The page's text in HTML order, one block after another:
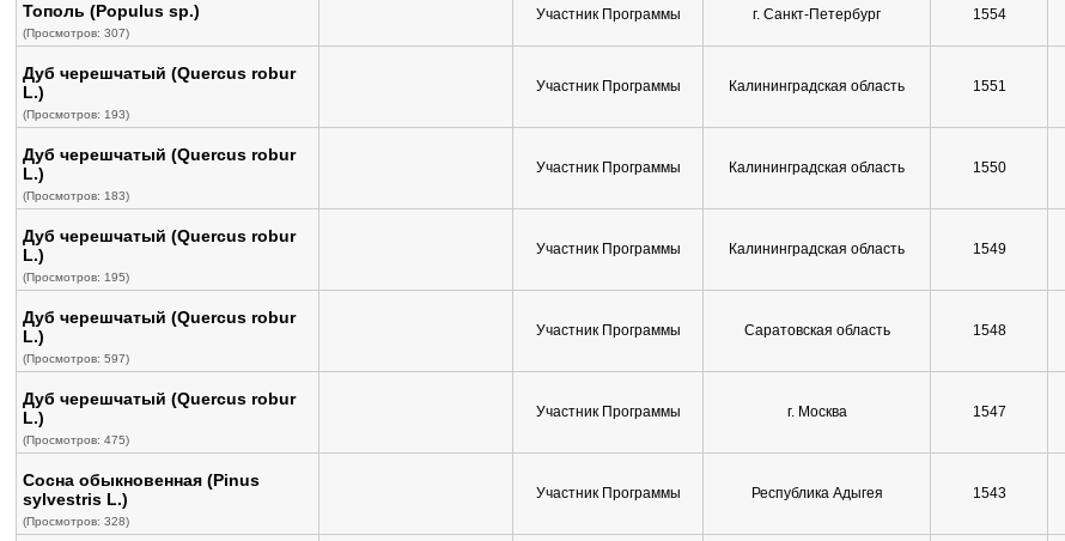
Тополь (Populus sp.)
(Просмотров: 307)
Участник Программы г. Санкт-Петербург 1554
Дуб черешчатый (Quercus robur
L.)
(Просмотров: 193)
Участник Программы Калининградская область 1551
Дуб черешчатый (Quercus robur
L.)
(Просмотров: 183)
Участник Программы Калининградская область 1550
Дуб черешчатый (Quercus robur
L.)
(Просмотров: 195)
Участник Программы Калининградская область 1549
Дуб черешчатый (Quercus robur
L.)
(Просмотров: 597)
Участник Программы Саратовская область 1548
Дуб черешчатый (Quercus robur
L.)
(Просмотров: 475)
Участник Программы г. Москва 1547
Сосна обыкновенная (Pinus
sylvestris L.)
(Просмотров: 328)
Участник Программы Республика Адыгея 1543